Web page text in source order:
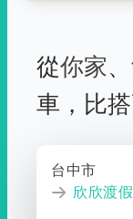
從你家、
車， 比
台中市
欣欣渡